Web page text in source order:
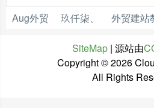
Aug外贸
玖仟柒、 外贸建站
SiteMap | 源站由
Copyright ©2026
All Rights